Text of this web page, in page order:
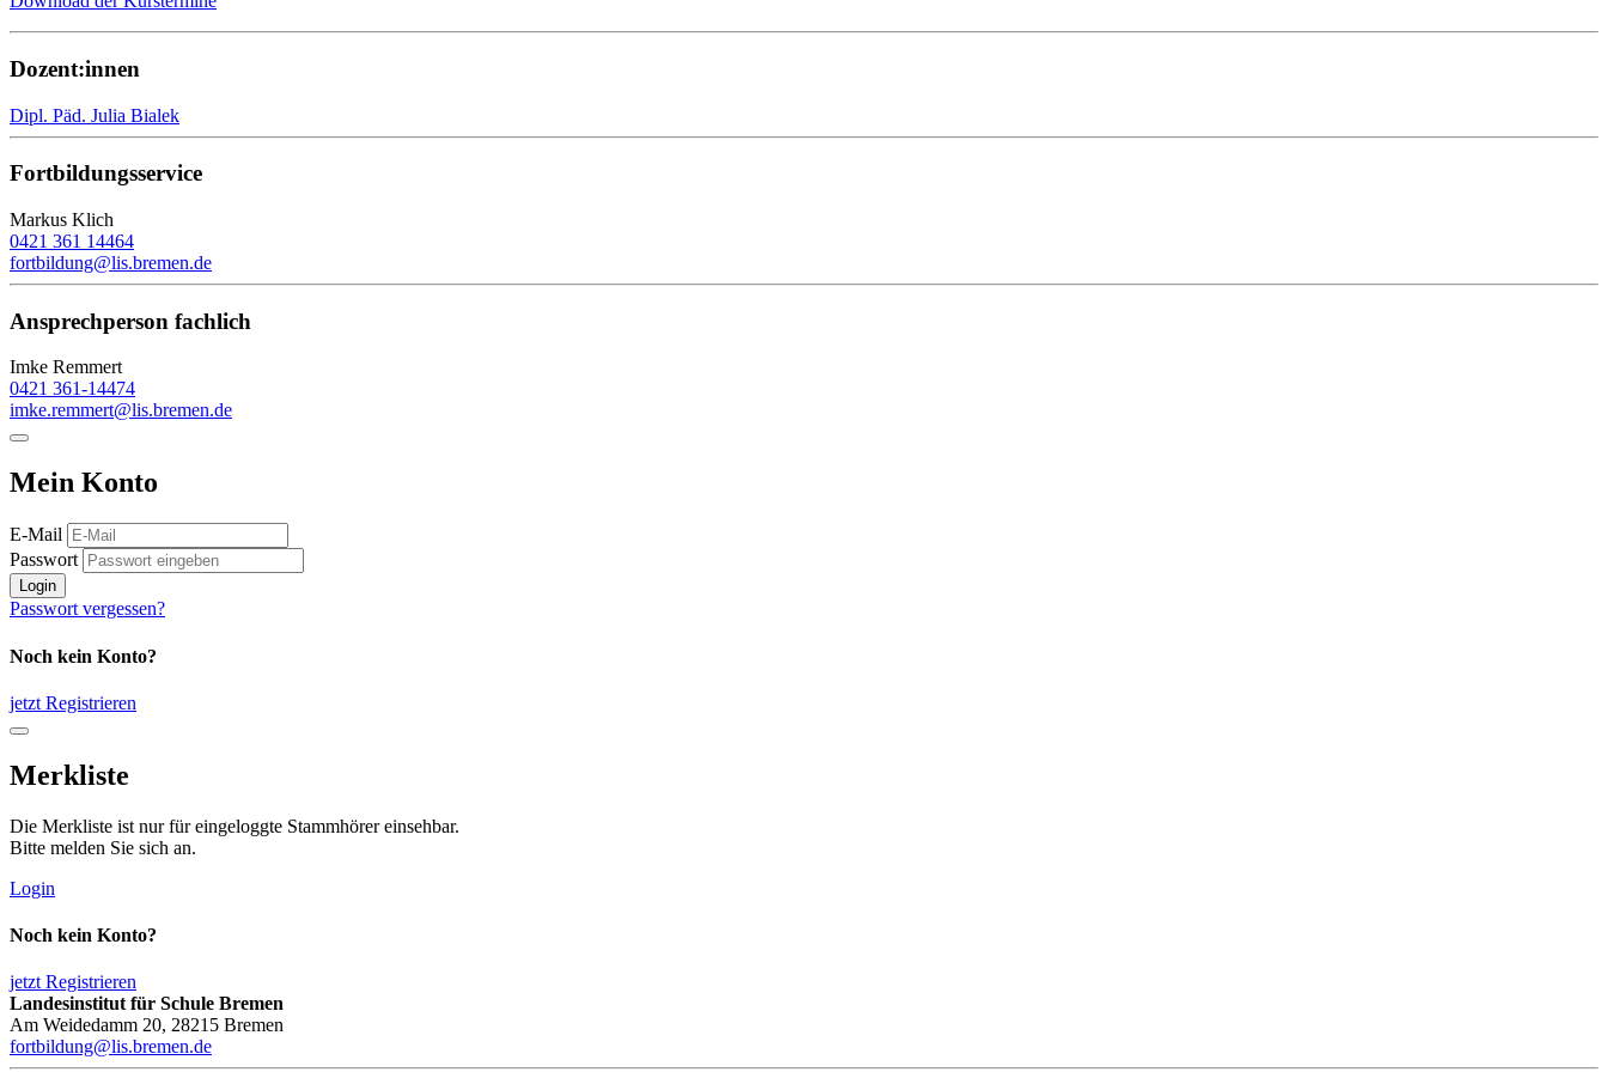
Dozent:innen
Dipl. Päd. Julia Bialek
Fortbildungsservice
Markus Klich
0421 361 14464
fortbildung@lis.bremen.de
Ansprechperson fachlich
Imke Remmert
0421 361-14474
imke.remmert@lis.bremen.de
Mein Konto
E-Mail
Passwort
Login
Passwort vergessen?
Noch kein Konto?
jetzt Registrieren
Merkliste
Die Merkliste ist nur für eingeloggte Stammhörer einsehbar.
Bitte melden Sie sich an.
Login
Noch kein Konto?
jetzt Registrieren
Landesinstitut für Schule Bremen
Am Weidedamm 20, 28215 Bremen
fortbildung@lis.bremen.de